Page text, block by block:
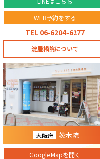
WEB予約をする
TEL 06-6204-6277
淀屋橋院について
大阪府 茨木院
Google Mapを開く